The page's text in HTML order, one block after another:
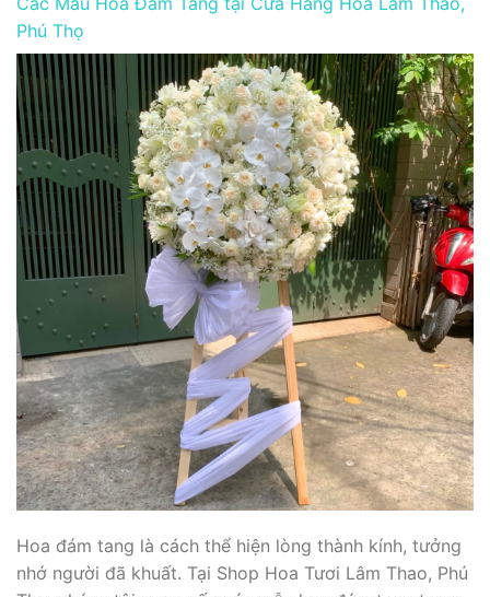
Phú Thọ
Hoa đám tang là cách thể hiện lòng thành kính, tưởng
nhớ người đã khuất. Tại Shop Hoa Tươi Lâm Thao, Phú